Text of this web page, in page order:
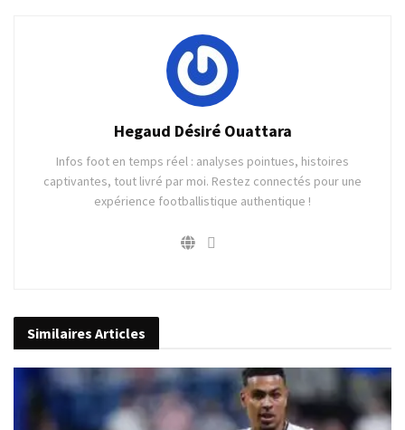
Hegaud Désiré Ouattara
Infos foot en temps réel : analyses pointues, histoires
captivantes, tout livré par moi. Restez connectés pour une
expérience footballistique authentique !
Similaires Articles